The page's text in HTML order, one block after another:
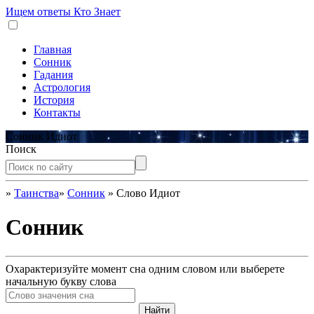
Ищем ответы Кто Знает
Главная
Сонник
Гадания
Астрология
История
Контакты
Сонник Идиот
Поиск
» Таинства» Сонник » Слово Идиот
Сонник
Охарактеризуйте момент сна одним словом или выберете
начальную букву слова